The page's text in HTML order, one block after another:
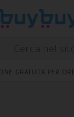
GRATUITA PER